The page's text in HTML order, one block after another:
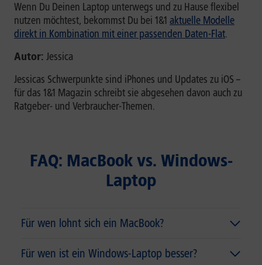
Wenn Du Deinen Laptop unterwegs und zu Hause flexibel
nutzen möchtest, bekommst Du bei 1&1 aktuelle Modelle
direkt in Kombination mit einer passenden Daten-Flat.
Autor: Jessica
Jessicas Schwerpunkte sind iPhones und Updates zu iOS –
für das 1&1 Magazin schreibt sie abgesehen davon auch zu
Ratgeber- und Verbraucher-Themen.
FAQ: MacBook vs. Windows-
Laptop
Für wen lohnt sich ein MacBook?
Für wen ist ein Windows-Laptop besser?